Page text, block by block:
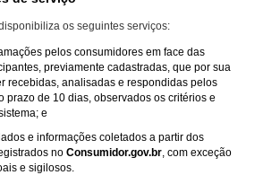
os seguintes serviços:
pelos consumidores em face das
previamente cadastradas, que por sua
recebidas, analisadas e respondidas pelos
prazo de 10 dias, observados os critérios e
e
e informações coletados a partir dos
no Consumidor.gov.br , com exceção
e sigilosos.